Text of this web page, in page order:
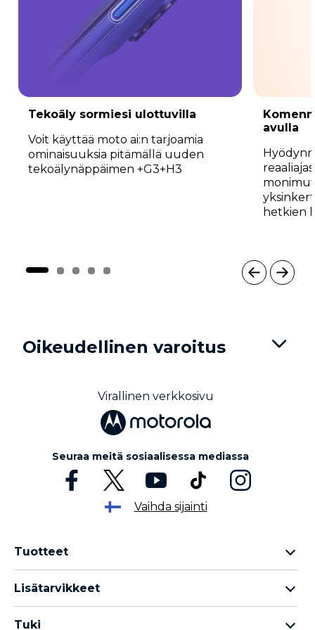
Tekoäly sormiesi ulottuvilla
Voit käyttää moto ai:n tarjoamia
ominaisuuksia pitämällä uuden
tekoälynäppäimen +G3+H3
avulla
hetkien
Oikeudellinen varoitus
Virallinen verkkosivu
Seuraa meitä sosiaalisessa mediassa
Vaihda sijainti
Tuotteet
Motorola G -perhe
Lisätarvikkeet
Tuki